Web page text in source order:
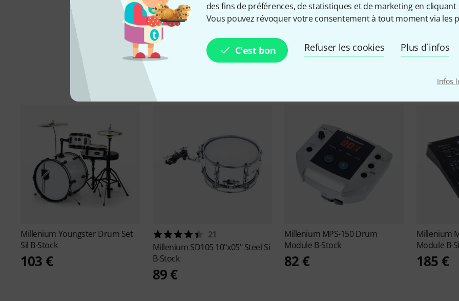
des fins de préférences, de statistiques et de marketing en
Vous pouvez révoquer votre consentement à tout moment via les
C'est bon Refuser les cookies Plus d´infos
Infos
Offres Millenium
Millenium Youngster Drum Set
Sil B-Stock
103 €
21
Millenium SD105 10"x05" Steel Si
B-Stock
89 €
Millenium MPS-150 Drum
Module B-Stock
82 €
Millenium
Module B-
185 €